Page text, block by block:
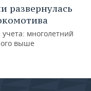
развернулась
многолетний
выше